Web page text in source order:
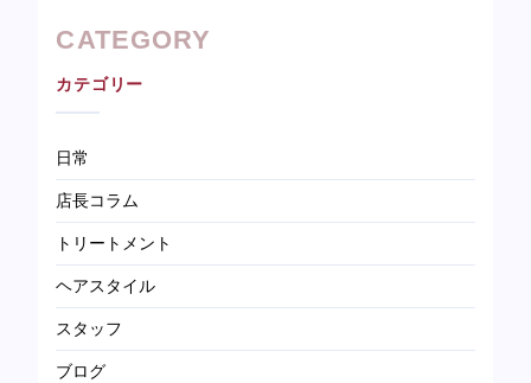
CATEGORY
カテゴリー
日常
店長コラム
トリートメント
ヘアスタイル
スタッフ
ブログ